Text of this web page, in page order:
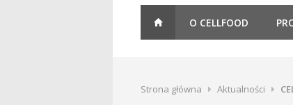
O CELLFOOD
Strona główna Aktualności